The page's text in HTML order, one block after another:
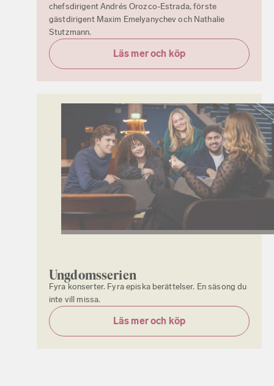
chefsdirigent Andrés Orozco-Estrada, förste
gästdirigent Maxim Emelyanychev och Nathalie
Stutzmann.
Läs mer och köp
Ungdomsserien
Fyra konserter. Fyra episka berättelser. En säsong du
inte vill missa.
Läs mer och köp